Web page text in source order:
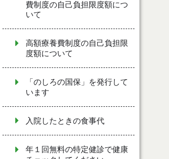
費制度の自己負担限度額につ
いて
高額療養費制度の自己負担限
度額について
「のしろの国保」を発行して
います
入院したときの食事代
年１回無料の特定健診で健康